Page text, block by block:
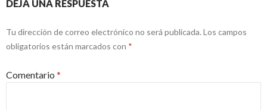
DEJA UNA RESPUESTA
Tu dirección de correo electrónico no será publicada. Los campos
obligatorios están marcados con *
Comentario *